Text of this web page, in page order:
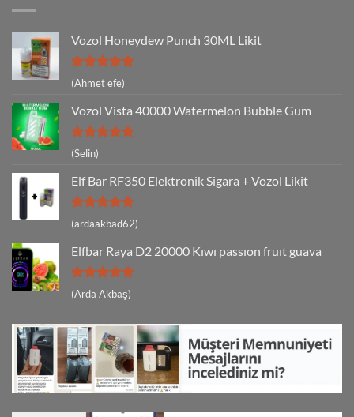
Vozol Honeydew Punch 30ML Likit
5 üzerinden
5
(Ahmet efe)
Vozol Vista 40000 Watermelon Bubble Gum
5 üzerinden
5
oy aldı
(Selin)
Elf Bar RF350 Elektronik Sigara + Vozol Likit
5 üzerinden
5
(ardaakbad62)
Elfbar Raya D2 20000 Kıwı passıon fruıt guava
5 üzerinden
5
(Arda Akbaş)